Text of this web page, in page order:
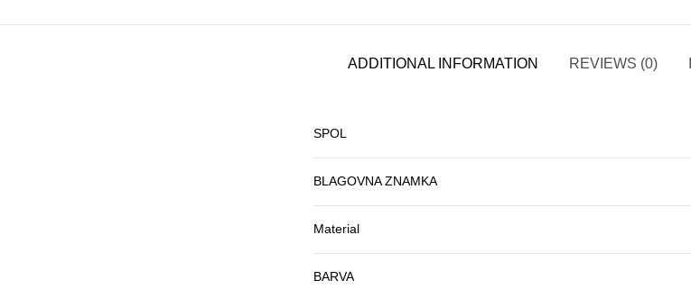
ADDITIONAL INFORMATION REVIEWS (0)
SPOL
BLAGOVNA ZNAMKA
Material
BARVA